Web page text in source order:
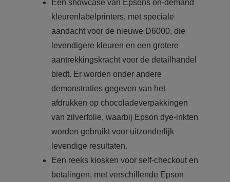
Een showcase van Epsons on-demand
kleurenlabelprinters, met speciale
aandacht voor de nieuwe D6000, die
levendigere kleuren en een grotere
aantrekkingskracht voor de detailhandel
biedt. Er worden onder andere
demonstraties gegeven van het
afdrukken op chocoladeverpakkingen
van zilverfolie, waarbij Epson dye-inkten
worden gebruikt voor uitzonderlijk
levendige resultaten.
Een reeks kiosken voor self-checkout en
betalingen, met verschillende Epson